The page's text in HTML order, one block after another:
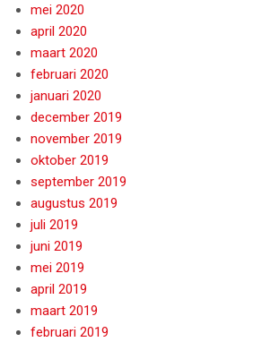
mei 2020
april 2020
maart 2020
februari 2020
januari 2020
december 2019
november 2019
oktober 2019
september 2019
augustus 2019
juli 2019
juni 2019
mei 2019
april 2019
maart 2019
februari 2019